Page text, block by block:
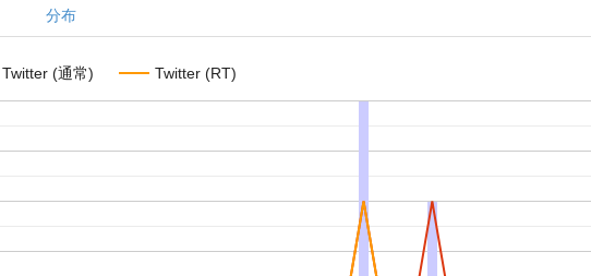
分布
Twitter (通常) Twitter (RT)